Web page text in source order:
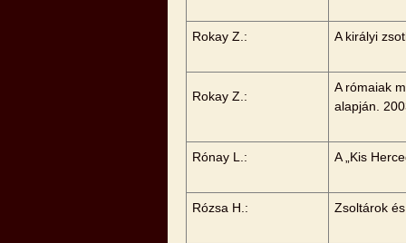
Rokay Z.: A királyi
Rokay Z.:
A rómaiak
alapján.
Rónay L.: A „Kis
Rózsa H.: Zsoltárok